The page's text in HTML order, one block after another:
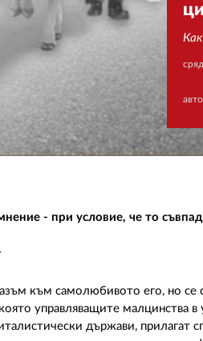
- при условие, че то
към самолюбивото его, но
управляващите малцинства
държави, прилагат